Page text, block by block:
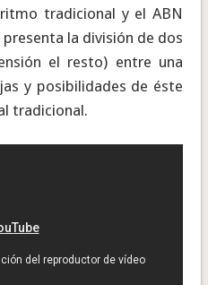
tradicional y el ABN
la división de dos
el resto) entre una
y posibilidades de éste
tradicional.